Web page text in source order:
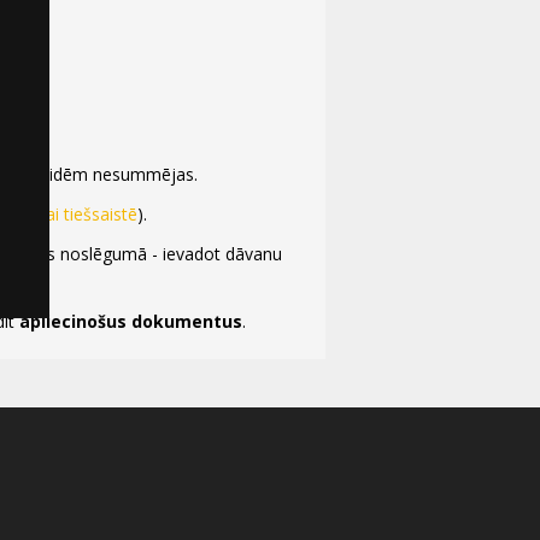
atlaidēm nesummējas.
vai tiešsaistē).
noslēgumā - ievadot dāvanu
apliecinošus dokumentus.